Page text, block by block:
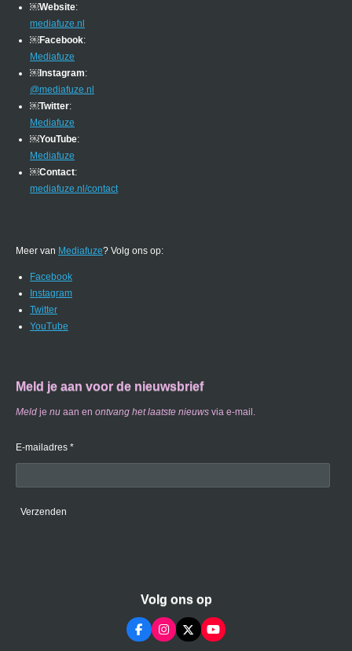
￼Website:
mediafuze.nl
￼Facebook:
Mediafuze
￼Instagram:
@mediafuze.nl
￼Twitter:
Mediafuze
￼YouTube:
Mediafuze
￼Contact:
mediafuze.nl/contact
Meer van Mediafuze? Volg ons op:
Facebook
Instagram
Twitter
YouTube
Meld je aan voor de nieuwsbrief
Meld je nu aan en ontvang het laatste nieuws via e-mail.
E-mailadres *
Verzenden
Volg ons op
F
a
I
n
X
Y
o